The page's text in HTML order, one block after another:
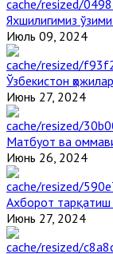
Яхшилигимиз
Июль 09, 2024
Ўзбекистон
Июнь 27, 2024
Матбуот ва
Июнь 26, 2024
Ахборот
Июнь 27, 2024